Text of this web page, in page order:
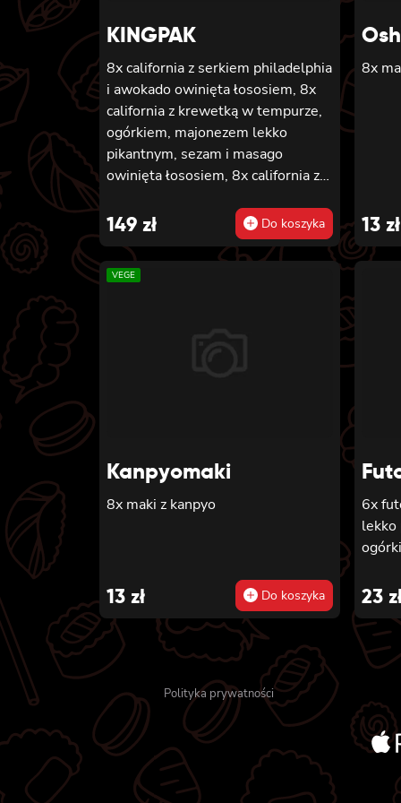
KINGPAK
8x california z serkiem philadelphia
i awokado owinięta łososiem, 8x
california z krewetką w tempurze,
ogórkiem, majonezem lekko
pikantnym, sezam i masago
owinięta łososiem, 8x california z
ogórkiem, majonezem lekko
pikantnym i sezamem owinięta
krewetką, 8x california z krewetką
w tempurze, ogórkiem,
węgorzem i awokado
149 zł Do koszyka
8x
13 zł
VEGE
Kanpyomaki
8x maki z kanpyo
13 zł Do koszyka
6x
lekko
23
Polityka prywatności